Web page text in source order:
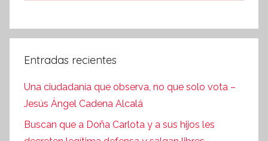
Entradas recientes
Una ciudadanía que observa, no que solo vota –
Jesús Ángel Cadena Alcalá
Buscan que a Doña Carlota y a sus hijos les